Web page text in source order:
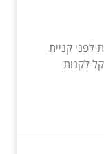
לפני קניית
לקנות